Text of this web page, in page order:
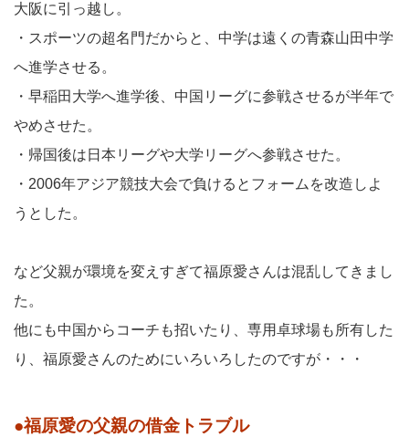
大阪に引っ越し。
・スポーツの超名門だからと、中学は遠くの青森山田中学
へ進学させる。
・早稲田大学へ進学後、中国リーグに参戦させるが半年で
やめさせた。
・帰国後は日本リーグや大学リーグへ参戦させた。
・2006年アジア競技大会で負けるとフォームを改造しよ
うとした。
など父親が環境を変えすぎて福原愛さんは混乱してきまし
た。
他にも中国からコーチも招いたり、専用卓球場も所有した
り、福原愛さんのためにいろいろしたのですが・・・
●福原愛の父親の借金トラブル